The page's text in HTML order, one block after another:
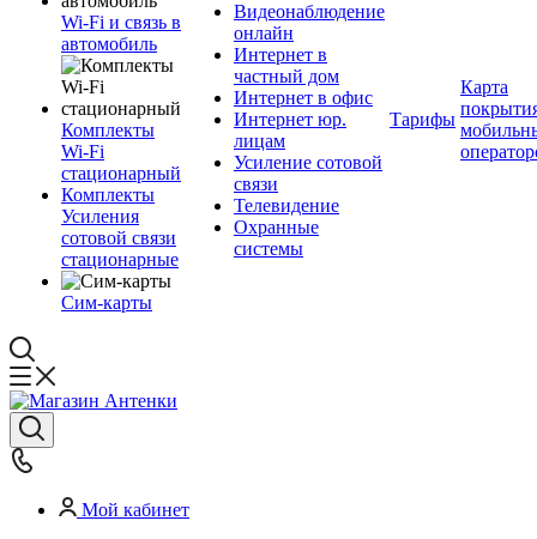
Wi-Fi и связь в
автомобиль
Комплекты
Wi-Fi
стационарный
Комплекты
Усиления
сотовой связи
стационарные
Сим-карты
Видеонаблюдение
онлайн
Интернет в
частный дом
Интернет в офис
Интернет юр.
лицам
Усиление сотовой
связи
Телевидение
Охранные
системы
Тарифы
Карта
Мой кабинет